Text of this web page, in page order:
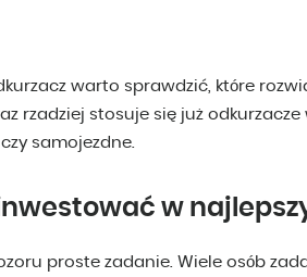
warto sprawdzić, które
rzadziej stosuje się już
samojezdne.
w
proste zadanie. Wiele osób